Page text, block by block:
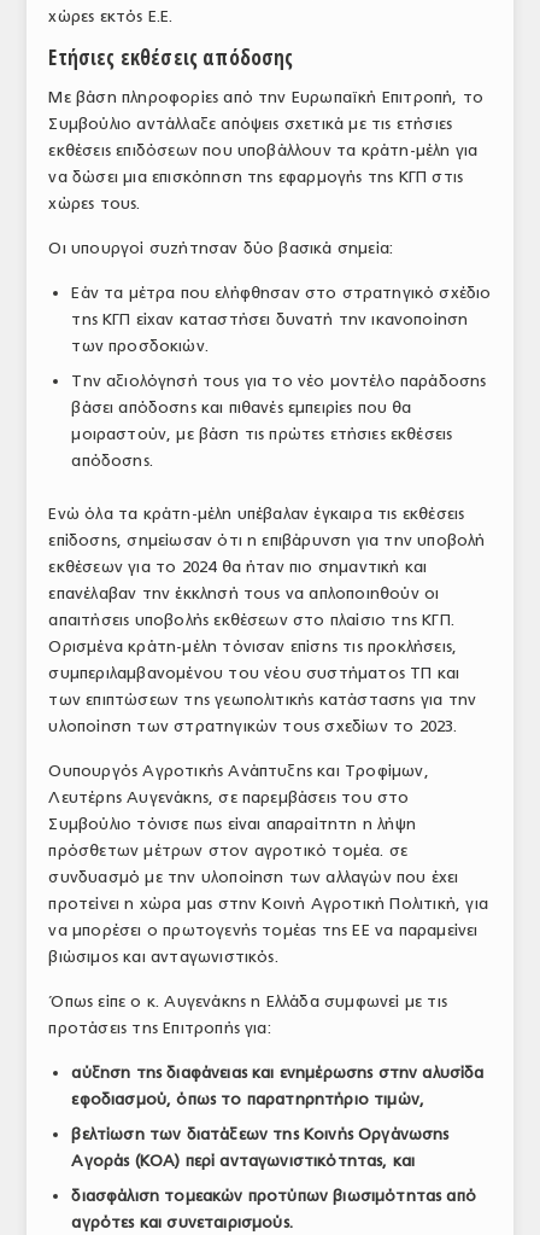
χώρες εκτός Ε.Ε.
Ετήσιες εκθέσεις απόδοσης
Με βάση πληροφορίες από την Ευρωπαϊκή Επιτροπή, το
Συμβούλιο αντάλλαξε απόψεις σχετικά με τις ετήσιες
εκθέσεις επιδόσεων που υποβάλλουν τα κράτη-μέλη για
να δώσει μια επισκόπηση της εφαρμογής της ΚΓΠ στις
χώρες τους.
Οι υπουργοί συζήτησαν δύο βασικά σημεία:
Εάν τα μέτρα που ελήφθησαν στο στρατηγικό σχέδιο
της ΚΓΠ είχαν καταστήσει δυνατή την ικανοποίηση
των προσδοκιών.
Την αξιολόγησή τους για το νέο μοντέλο παράδοσης
βάσει απόδοσης και πιθανές εμπειρίες που θα
μοιραστούν, με βάση τις πρώτες ετήσιες εκθέσεις
απόδοσης.
Ενώ όλα τα κράτη-μέλη υπέβαλαν έγκαιρα τις εκθέσεις
επίδοσης, σημείωσαν ότι η επιβάρυνση για την υποβολή
εκθέσεων για το 2024 θα ήταν πιο σημαντική και
επανέλαβαν την έκκλησή τους να απλοποιηθούν οι
απαιτήσεις υποβολής εκθέσεων στο πλαίσιο της ΚΓΠ.
Ορισμένα κράτη-μέλη τόνισαν επίσης τις προκλήσεις,
συμπεριλαμβανομένου του νέου συστήματος ΤΠ και
των επιπτώσεων της γεωπολιτικής κατάστασης για την
υλοποίηση των στρατηγικών τους σχεδίων το 2023.
Ουπουργός Αγροτικής Ανάπτυξης και Τροφίμων,
Λευτέρης Αυγενάκης, σε παρεμβάσεις του στο
Συμβούλιο τόνισε πως είναι απαραίτητη η λήψη
πρόσθετων μέτρων στον αγροτικό τομέα. σε
συνδυασμό με την υλοποίηση των αλλαγών που έχει
προτείνει η χώρα μας στην Κοινή Αγροτική Πολιτική, για
να μπορέσει ο πρωτογενής τομέας της ΕΕ να παραμείνει
βιώσιμος και ανταγωνιστικός.
Όπως είπε ο κ. Αυγενάκης η Ελλάδα συμφωνεί με τις
προτάσεις της Επιτροπής για:
αύξηση της διαφάνειας και ενημέρωσης στην αλυσίδα
εφοδιασμού, όπως το παρατηρητήριο τιμών,
βελτίωση των διατάξεων της Κοινής Οργάνωσης
Αγοράς (ΚΟΑ) περί ανταγωνιστικότητας, και
διασφάλιση τομεακών προτύπων βιωσιμότητας από
αγρότες και συνεταιρισμούς.